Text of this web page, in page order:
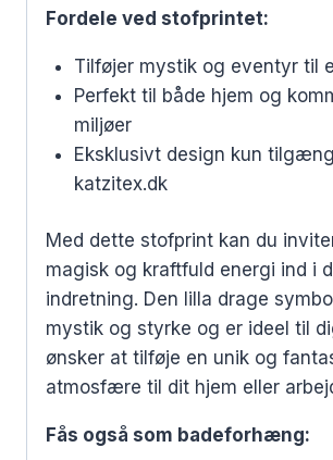
Fordele ved stofprintet:
Tilføjer mystik og eventyr til
Perfekt til både hjem og
miljøer
Eksklusivt design kun
katzitex.dk
Med dette stofprint kan du
magisk og kraftfuld energi ind i
indretning. Den lilla drage
mystik og styrke og er ideel til
ønsker at tilføje en unik og
atmosfære til dit hjem eller
Fås også som badeforhæng: